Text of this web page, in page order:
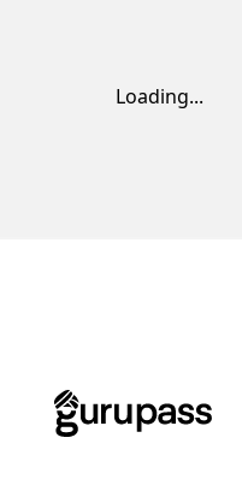
Loading...